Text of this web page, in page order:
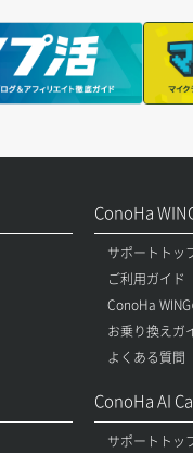
ConoHa
サポートトッ
ご利用ガイド
ConoHa
お乗り換えガ
よくある質問
ConoHa AI
サポートトッ